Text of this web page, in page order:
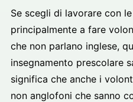
Se scegli di lavorare con
principalmente a fare
che non parlano inglese,
insegnamento prescolare
significa che anche i
non anglofoni che sanno